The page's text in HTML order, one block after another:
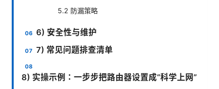
5.2 防漏策略
6) 安全性与维护
7) 常见问题排查清单
8) 实操示例：一步步把路由器设置成“科学上网”